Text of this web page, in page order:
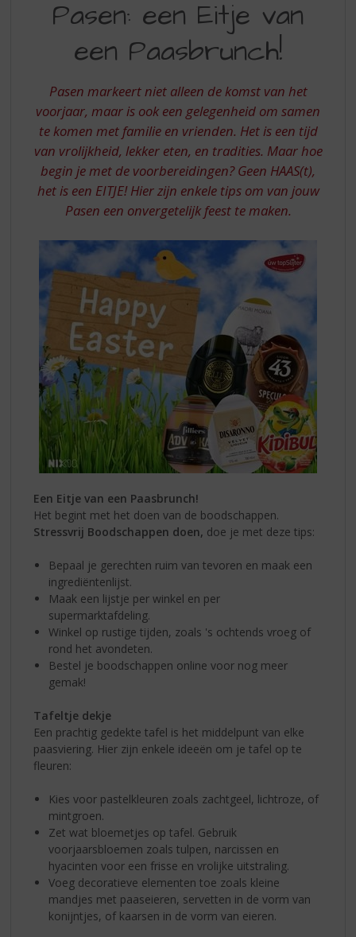
EEN
EITJE
EEN
PAASBRUNCH
Pasen: een Eitje van
een Paasbrunch!
Pasen markeert niet alleen de komst van het
voorjaar, maar is ook een gelegenheid om samen
te komen met familie en vrienden. Het is een tijd
van vrolijkheid, lekker eten, en tradities. Maar hoe
begin je met de voorbereidingen? Geen HAAS(t),
het is een EITJE! Hier zijn enkele tips om van jouw
Pasen een onvergetelijk feest te maken.
Een Eitje van een Paasbrunch!
Het begint met het doen van de boodschappen.
Stressvrij Boodschappen doen, doe je met deze tips:
Bepaal je gerechten ruim van tevoren en maak een
ingrediëntenlijst.
Maak een lijstje per winkel en per
supermarktafdeling.
Winkel op rustige tijden, zoals 's ochtends vroeg of
rond het avondeten.
Bestel je boodschappen online voor nog meer
gemak!
Tafeltje dekje
Een prachtig gedekte tafel is het middelpunt van elke
paasviering. Hier zijn enkele ideeën om je tafel op te
fleuren:
Kies voor pastelkleuren zoals zachtgeel, lichtroze, of
mintgroen.
Zet wat bloemetjes op tafel. Gebruik
voorjaarsbloemen zoals tulpen, narcissen en
hyacinten voor een frisse en vrolijke uitstraling.
Voeg decoratieve elementen toe zoals kleine
mandjes met paaseieren, servetten in de vorm van
konijntjes, of kaarsen in de vorm van eieren.